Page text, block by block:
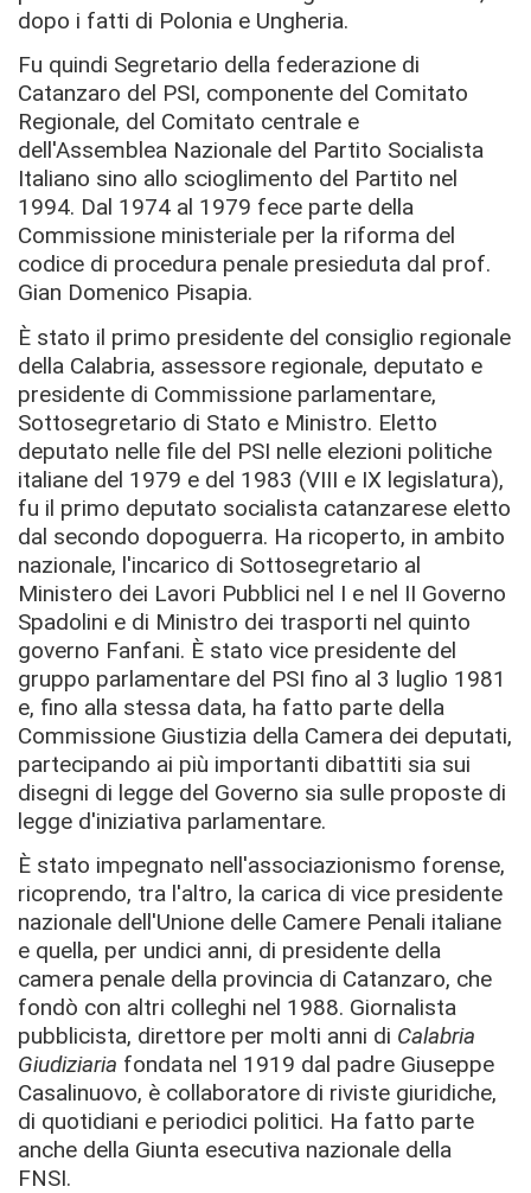
dopo i fatti di Polonia e Ungheria.
Fu quindi Segretario della federazione di
Catanzaro del PSI, componente del Comitato
Regionale, del Comitato centrale e
dell'Assemblea Nazionale del Partito Socialista
Italiano sino allo scioglimento del Partito nel
1994. Dal 1974 al 1979 fece parte della
Commissione ministeriale per la riforma del
codice di procedura penale presieduta dal prof.
Gian Domenico Pisapia.
È stato il primo presidente del consiglio regionale
della Calabria, assessore regionale, deputato e
presidente di Commissione parlamentare,
Sottosegretario di Stato e Ministro. Eletto
deputato nelle file del PSI nelle elezioni politiche
italiane del 1979 e del 1983 (VIII e IX legislatura),
fu il primo deputato socialista catanzarese eletto
dal secondo dopoguerra. Ha ricoperto, in ambito
nazionale, l'incarico di Sottosegretario al
Ministero dei Lavori Pubblici nel I e nel II Governo
Spadolini e di Ministro dei trasporti nel quinto
governo Fanfani. È stato vice presidente del
gruppo parlamentare del PSI fino al 3 luglio 1981
e, fino alla stessa data, ha fatto parte della
Commissione Giustizia della Camera dei deputati,
partecipando ai più importanti dibattiti sia sui
disegni di legge del Governo sia sulle proposte di
legge d'iniziativa parlamentare.
È stato impegnato nell'associazionismo forense,
ricoprendo, tra l'altro, la carica di vice presidente
nazionale dell'Unione delle Camere Penali italiane
e quella, per undici anni, di presidente della
camera penale della provincia di Catanzaro, che
fondò con altri colleghi nel 1988. Giornalista
pubblicista, direttore per molti anni di Calabria
Giudiziaria fondata nel 1919 dal padre Giuseppe
Casalinuovo, è collaboratore di riviste giuridiche,
di quotidiani e periodici politici. Ha fatto parte
anche della Giunta esecutiva nazionale della
FNSI.